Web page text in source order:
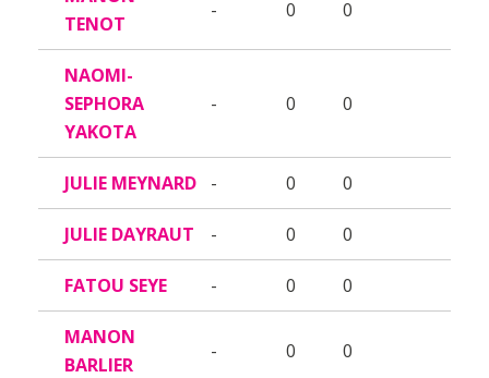
TENOT
- 0 0
NAOMI-
SEPHORA
YAKOTA
- 0 0
JULIE MEYNARD - 0 0
JULIE DAYRAUT - 0 0
FATOU SEYE - 0 0
MANON
BARLIER
- 0 0